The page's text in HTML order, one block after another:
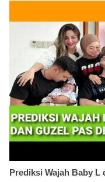
Prediksi Wajah Baby L